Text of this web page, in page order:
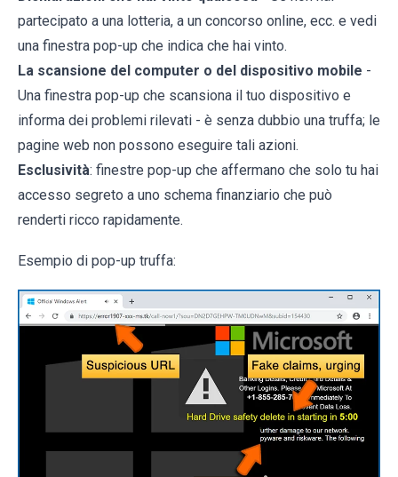
partecipato a una lotteria, a un concorso online, ecc. e vedi
una finestra pop-up che indica che hai vinto.
La scansione del computer o del dispositivo mobile -
Una finestra pop-up che scansiona il tuo dispositivo e
informa dei problemi rilevati - è senza dubbio una truffa; le
pagine web non possono eseguire tali azioni.
Esclusività: finestre pop-up che affermano che solo tu hai
accesso segreto a uno schema finanziario che può
renderti ricco rapidamente.
Esempio di pop-up truffa: